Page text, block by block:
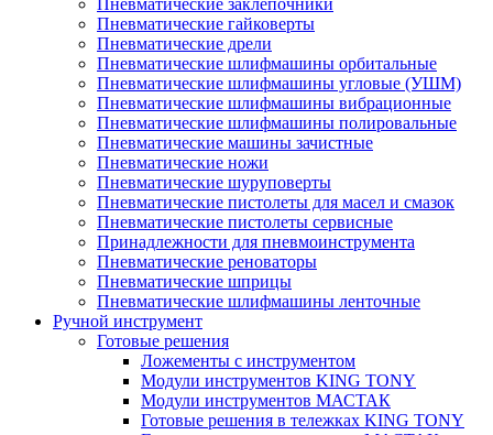
Пневматические заклепочники
Пневматические гайковерты
Пневматические дрели
Пневматические шлифмашины орбитальные
Пневматические шлифмашины угловые (УШМ)
Пневматические шлифмашины вибрационные
Пневматические шлифмашины полировальные
Пневматические машины зачистные
Пневматические ножи
Пневматические шуруповерты
Пневматические пистолеты для масел и смазок
Пневматические пистолеты сервисные
Принадлежности для пневмоинструмента
Пневматические реноваторы
Пневматические шприцы
Пневматические шлифмашины ленточные
Ручной инструмент
Готовые решения
Ложементы с инструментом
Модули инструментов KING TONY
Модули инструментов МАСТАК
Готовые решения в тележках KING TONY